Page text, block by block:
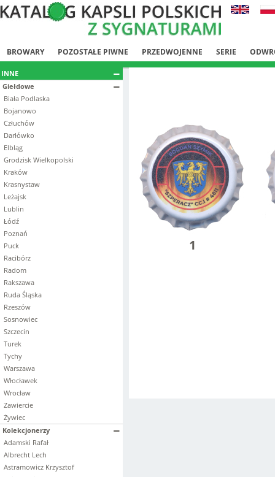
BROWARY POZOSTAŁE PIWNE PRZEDWOJENNE SERIE
INNE
Giełdowe
Biała Podlaska
Bojanowo
Człuchów
Darłówko
Elbląg
Grodzisk Wielkopolski
Kraków
Krasnystaw
Leżajsk
Lublin
Łódź
Poznań
Puck
Racibórz
Radom
Rakszawa
Ruda Śląska
Rzeszów
Sosnowiec
Szczecin
Turek
Tychy
Warszawa
Włocławek
Wrocław
Zawiercie
Żywiec
Kolekcjonerzy
Adamski Rafał
Albrecht Lech
Astramowicz Krzysztof
1